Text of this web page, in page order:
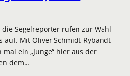
die Segelreporter rufen zur Wahl
auf. Mit Oliver Schmidt-Rybandt
ein „Junge“ hier aus der
dem…